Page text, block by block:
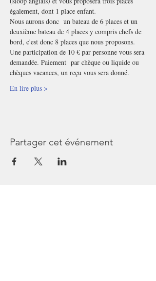
également, dont 1 place enfant.
Nous aurons donc  un bateau de 6 places et un
deuxième bateau de 4 places y compris chefs de
bord, c'est donc 8 places que nous proposons.
Une participation de 10 € par personne vous sera
demandée. Paiement  par chèque ou liquide ou
chèques vacances, un reçu vous sera donné.
En lire plus >
Partager cet événement